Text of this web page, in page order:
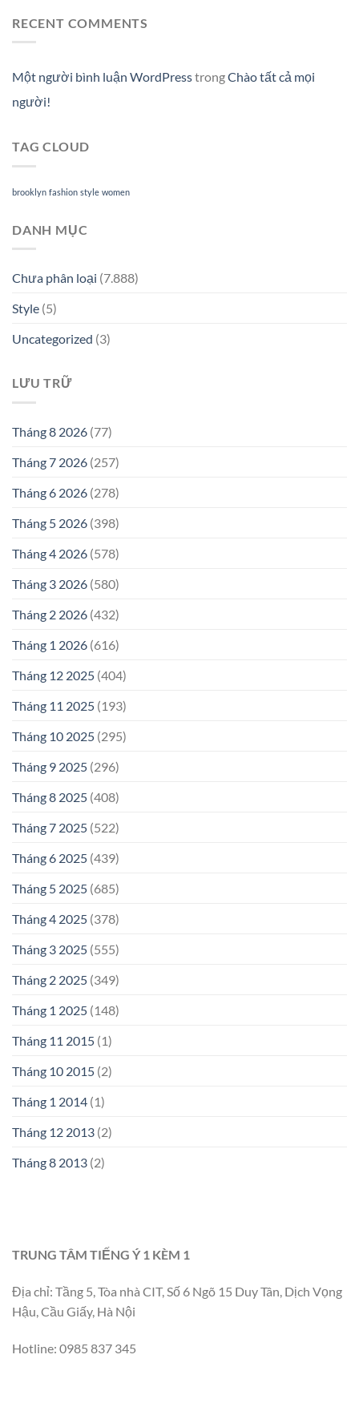
RECENT COMMENTS
Một người bình luận WordPresstrongChào tất cả mọi
người!
TAG CLOUD
brooklyn fashion style women
DANH MỤC
Chưa phân loại (7.888)
Style (5)
Uncategorized (3)
LƯU TRỮ
Tháng 8 2026 (77)
Tháng 7 2026 (257)
Tháng 6 2026 (278)
Tháng 5 2026 (398)
Tháng 4 2026 (578)
Tháng 3 2026 (580)
Tháng 2 2026 (432)
Tháng 1 2026 (616)
Tháng 12 2025 (404)
Tháng 11 2025 (193)
Tháng 10 2025 (295)
Tháng 9 2025 (296)
Tháng 8 2025 (408)
Tháng 7 2025 (522)
Tháng 6 2025 (439)
Tháng 5 2025 (685)
Tháng 4 2025 (378)
Tháng 3 2025 (555)
Tháng 2 2025 (349)
Tháng 1 2025 (148)
Tháng 11 2015 (1)
Tháng 10 2015 (2)
Tháng 1 2014 (1)
Tháng 12 2013 (2)
Tháng 8 2013 (2)
TRUNG TÂM TIẾNG Ý 1 KÈM 1
Địa chỉ: Tầng 5, Tòa nhà CIT, Số 6 Ngõ 15 Duy Tân, Dịch Vọng
Hậu, Cầu Giấy, Hà Nội
Hotline: 0985 837 345